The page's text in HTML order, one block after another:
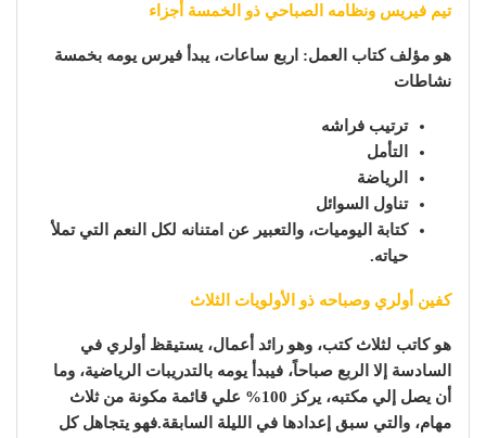
تيم فيريس ونظامه الصباحي ذو الخمسة أجزاء
هو مؤلف كتاب العمل: اربع ساعات، يبدأ فيرس يومه بخمسة
نشاطات
ترتيب فراشه
التأمل
الرياضة
تناول السوائل
كتابة اليوميات، والتعبير عن امتنانه لكل النعم التي تملأ
حياته.
كفين أولري وصباحه ذو الأولويات الثلاث
هو كاتب لثلاث كتب، وهو رائد أعمال، يستيقظ أولري في
السادسة إلا الربع صباحاً، فيبدأ يومه بالتدريبات الرياضية، وما
أن يصل إلي مكتبه، يركز 100% علي قائمة مكونة من ثلاث
مهام، والتي سبق إعدادها في الليلة السابقة.فهو يتجاهل كل